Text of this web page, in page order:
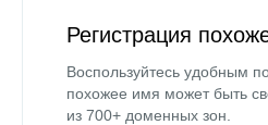
Регистрация
Воспользуйтесь удобным
похожее имя может быть
из 700+ доменных зон.